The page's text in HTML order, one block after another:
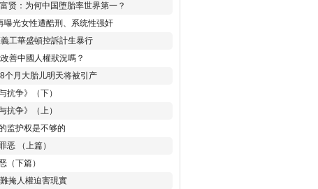
贤：为何中国堕胎率世界第一？
曝光女性遭酷刑、系统性强奸
工華盛頓控訴計生暴行
善中國人權狀況嗎？
个月大胎儿明天将被引产
抗争》（下）
抗争》（上）
监护权是不够的
恶 （上篇）
（下篇）
掩人權迫害現實